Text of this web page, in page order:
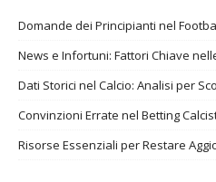
Domande dei Principianti nel
News e Infortuni: Fattori Chiave
Dati Storici nel Calcio: Analisi per
Convinzioni Errate nel Betting
Risorse Essenziali per Restare